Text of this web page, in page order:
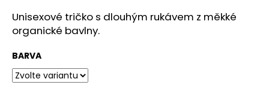
hvězdiček.
Unisexové tričko s dlouhým rukávem z měkké
organické bavlny.
BARVA
HLEDAT
D